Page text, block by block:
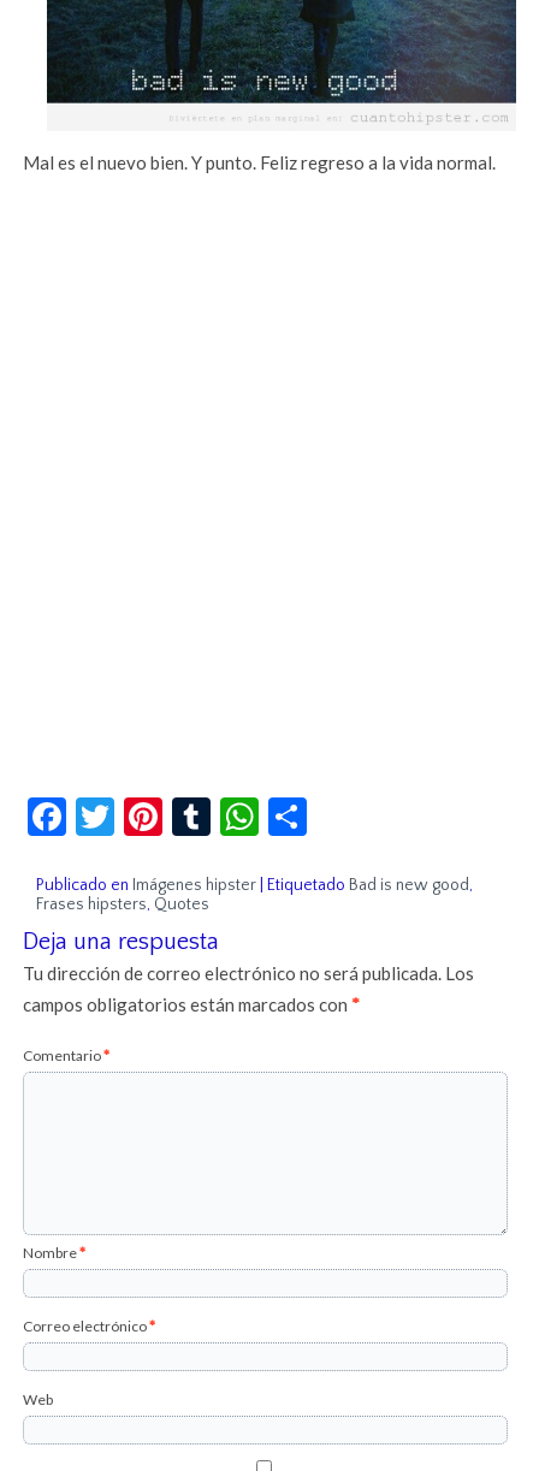
Mal es el nuevo bien. Y punto. Feliz regreso a la vida normal.
Facebook
Twitter
Pinterest
TumblrWhatsApp
Publicado en Imágenes hipster Etiquetado Bad is new good,
Frases hipsters, Quotes
Deja una respuesta
Tu dirección de correo electrónico no será publicada. Los
campos obligatorios están marcados con*
Comentario*
Nombre*
Correo electrónico*
Web